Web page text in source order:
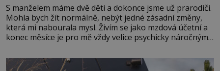
S manželem máme dvě děti a dokonce jsme už prarodiči.
Mohla bych žít normálně, nebýt jedné zásadní změny,
která mi nabourala mysl. Živím se jako mzdová účetní a
konec měsíce je pro mě vždy velice psychicky náročným
dál častěji volá o pomoc, co se hlídání týče. Dalo by se